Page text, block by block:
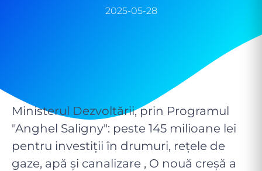
2025-05-28
Ministerul Dezvoltării, prin Programul
"Anghel Saligny": peste 145 milioane lei
pentru investiții în drumuri, rețele de
gaze, apă și canalizare , O nouă creșă a